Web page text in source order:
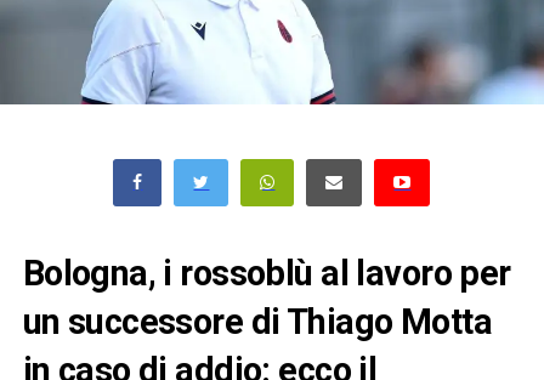
Bologna, i rossoblù al lavoro per
un successore di Thiago Motta
in caso di addio: ecco il